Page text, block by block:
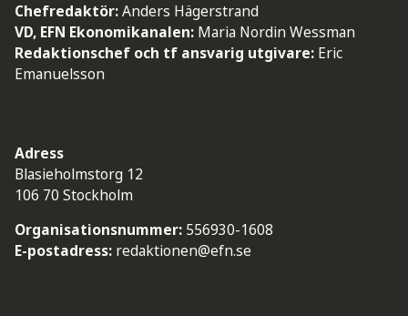
Chefredaktör:Anders Hägerstrand
VD, EFN Ekonomikanalen: Maria Nordin Wessman
Redaktionschef och tf ansvarig utgivare: Eric
Emanuelsson
Adress
Blasieholmstorg 12
106 70 Stockholm
Organisationsnummer: 556930-1608
E-postadress: redaktionen@efn.se